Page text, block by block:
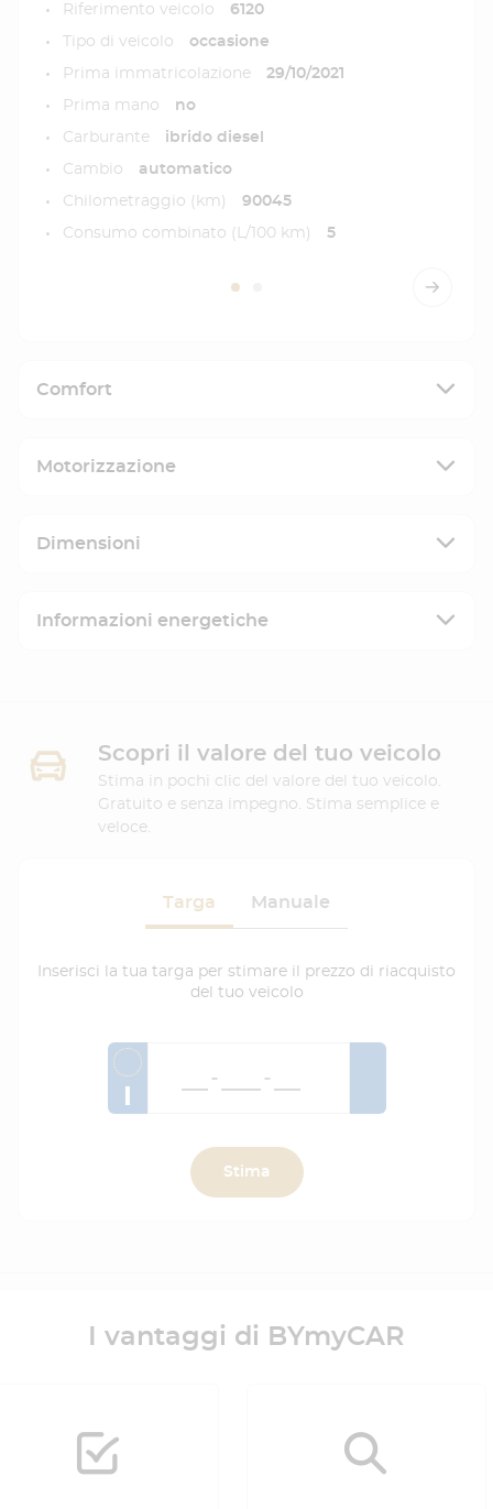
Riferimento veicolo 6120
Tipo di veicolo occasione
Prima immatricolazione 29/10/2021
Prima mano no
Carburante ibrido diesel
Cambio automatico
Chilometraggio (km) 90045
Consumo combinato (L/100 km) 5
Comfort
Motorizzazione
Dimensioni
Informazioni energetiche
Scopri il valore del tuo veicolo
Stima in pochi clic del valore del tuo veicolo.
Gratuito e senza impegno. Stima semplice e
veloce.
Targa Manuale
Inserisci la tua targa per stimare il prezzo di riacquisto
del tuo veicolo
Stima
I vantaggi di BYmyCAR